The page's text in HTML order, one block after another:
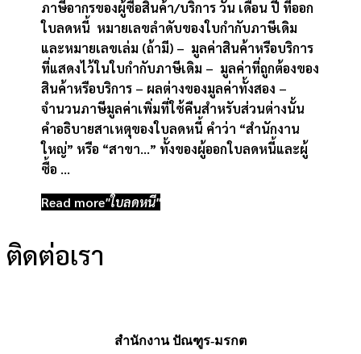
ภาษีอากรของผู้ซื้อสินค้า/บริการ วัน เดือน ปี ที่ออก
ใบลดหนี้ หมายเลขลำดับของใบกำกับภาษีเดิม
และหมายเลขเล่ม (ถ้ามี) – มูลค่าสินค้าหรือบริการ
ที่แสดงไว้ในใบกำกับภาษีเดิม – มูลค่าที่ถูกต้องของ
สินค้าหรือบริการ – ผลต่างของมูลค่าทั้งสอง –
จำนวนภาษีมูลค่าเพิ่มที่ใช้คืนสำหรับส่วนต่างนั้น
คำอธิบายสาเหตุของใบลดหนี้ คำว่า “สำนักงาน
ใหญ่” หรือ “สาขา…” ทั้งของผู้ออกใบลดหนี้และผู้
ซื้อ …
Read more"ใบลดหนี้"
ติดต่อเรา
สำนักงาน ปัณฑูร-มรกต